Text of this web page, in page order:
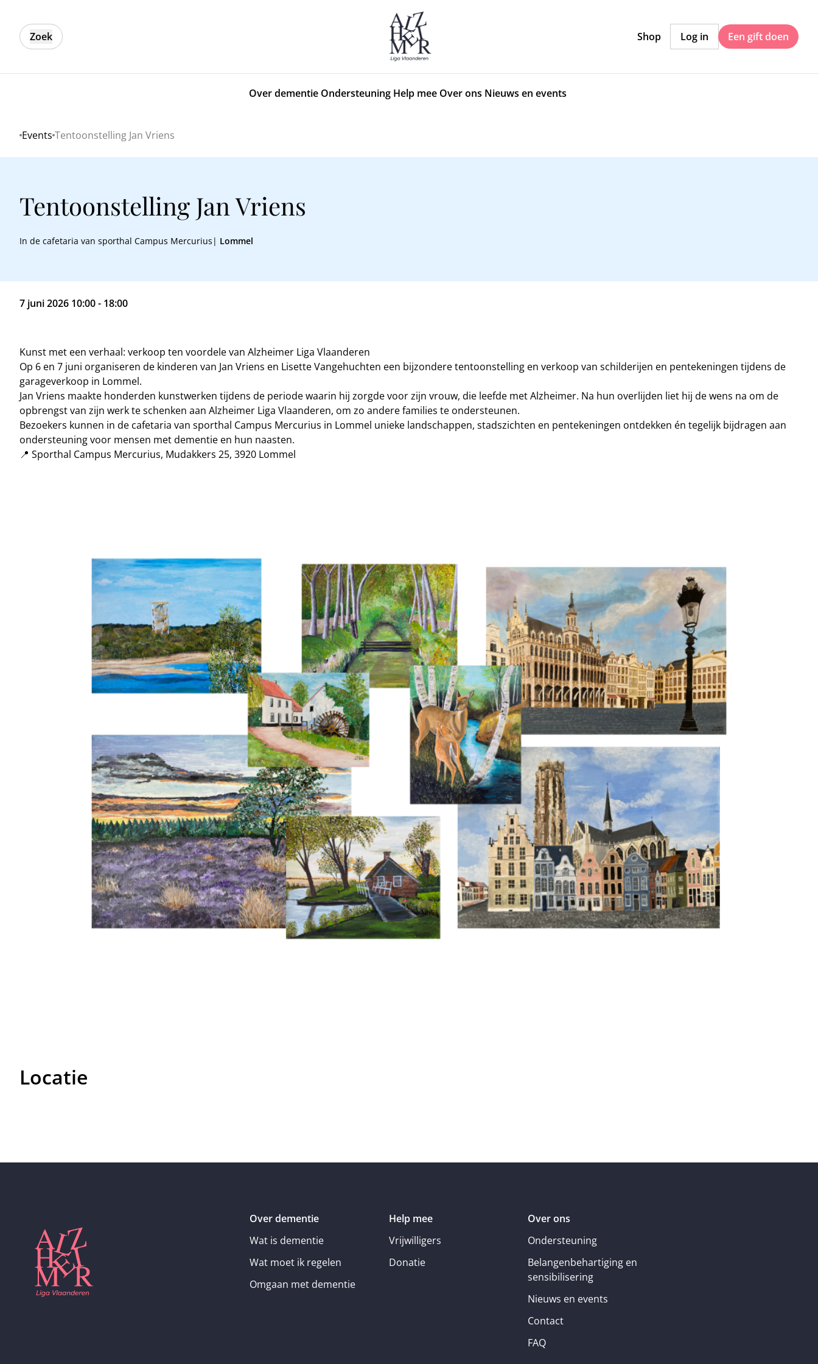
Zoek Shop Log in Een gift doen
Over dementie Ondersteuning Help mee Over ons Nieuws en events
Home
Events Tentoonstelling Jan Vriens
Tentoonstelling Jan Vriens
In de cafetaria van sporthal Campus Mercurius| Lommel
7 juni 2026 10:00 - 18:00
Kunst met een verhaal: verkoop ten voordele van Alzheimer Liga Vlaanderen
Op 6 en 7 juni organiseren de kinderen van Jan Vriens en Lisette Vangehuchten een bijzondere tentoonstelling en verkoop van schilderijen en pentekeningen tijdens de
garageverkoop in Lommel.
Jan Vriens maakte honderden kunstwerken tijdens de periode waarin hij zorgde voor zijn vrouw, die leefde met Alzheimer. Na hun overlijden liet hij de wens na om de
opbrengst van zijn werk te schenken aan Alzheimer Liga Vlaanderen, om zo andere families te ondersteunen.
Bezoekers kunnen in de cafetaria van sporthal Campus Mercurius in Lommel unieke landschappen, stadszichten en pentekeningen ontdekken én tegelijk bijdragen aan
ondersteuning voor mensen met dementie en hun naasten.
📍 Sporthal Campus Mercurius, Mudakkers 25, 3920 Lommel
Locatie
Over dementie
Wat is dementie
Wat moet ik regelen
Omgaan met dementie
Help mee
Vrijwilligers
Donatie
Over ons
Ondersteuning
Belangenbehartiging en
sensibilisering
Nieuws en events
Contact
FAQ